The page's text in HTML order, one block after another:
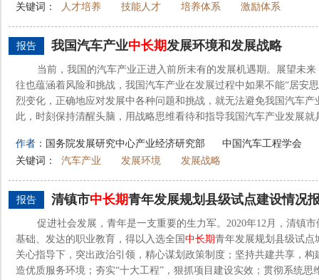
关键词：
人才培养 技能人才 培养体系 激励体系
报告 我国汽车产业中长期发展环境和发展战略
当前，我国的汽车产业正进入前所未有的发展机遇期。展望未
往也蕴涵着风险和挑战，我国汽车产业在发展过程中如果不能“居安
烈变化，正确地应对发展中各种问题和挑战，就无法避免我国汽车产
此，时刻保持清醒头脑，用战略思维看待和指导我国汽车产业发展就
作者： 国务院发展研究中心产业经济研究部
中国汽车工程学会
关键词：
汽车产业 发展环境 发展战略
报告 清镇市中长期青年发展规划县级试点建设情况
促进社会发展，青年是一支重要的生力军。2020年12月，清镇
基础、发达的职业教育，得以入选全国 中长期青年发展规划县级试点
关心指导下，突出政治引领，精心谋划政策制度；坚持共建共享，
造优质服务环境；夯实“十大工程”，狠抓项目建设实效；贯彻系统思